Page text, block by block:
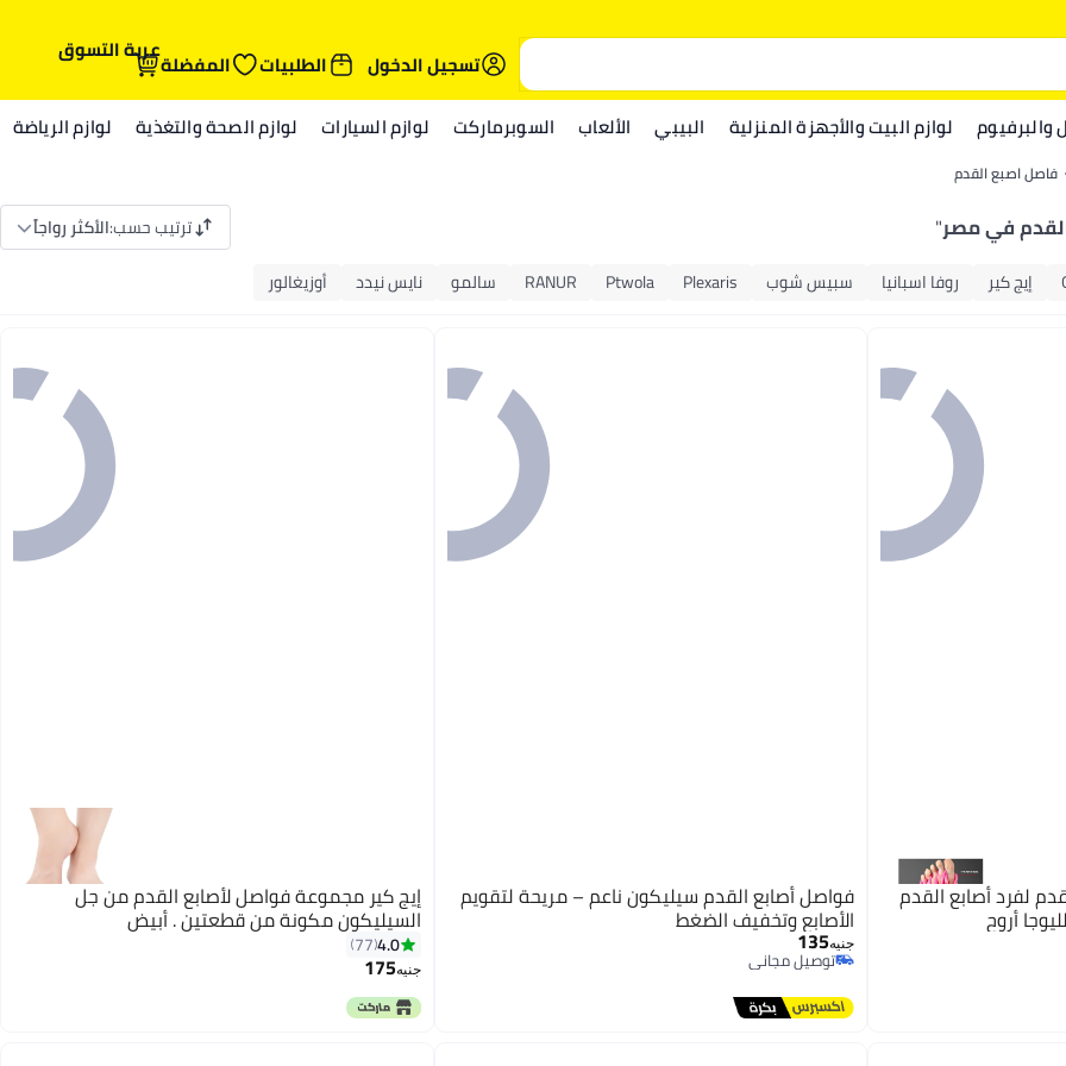
تسجيل الدخول
الطلبيات المفضلةعربة التسوق
والبرفيوم لوازم البيت والأجهزة المنزلية البيبي الألعاب السوبرماركت لوازم السيارات لوازم الصحة والتغذية لوازم الرياضة
فاصل اصبع القدم
في مصر" ترتيب حسب:الأكثر رواجاً
إيج كير روفا اسبانيا سبيس شوب Plexaris
Ptwola
RANUR سالمو نايس نيدد أوزيغالور
لفرد أصابع القدم
أروح
فواصل أصابع القدم سيليكون ناعم – مريحة لتقويم
الأصابع وتخفيف الضغط
جنيه135
توصيل مجاني
توصيل مجاني
إيج كير مجموعة فواصل لأصابع القدم من جل
السيليكون مكونة من قطعتين . أبيض
4.0
77
جنيه175